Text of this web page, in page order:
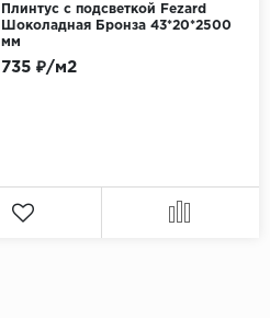
Плинтус с подсветкой Fezard
Шоколадная Бронза 43*20*2500
мм
735 ₽/м2